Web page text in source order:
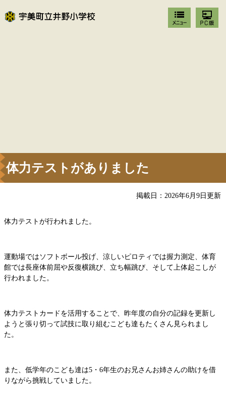
体力テストがありました
掲載日：2026年6月9日更新
体力テストが行われました。
運動場ではソフトボール投げ、涼しいピロティでは握力測定、体育
館では長座体前屈や反復横跳び、立ち幅跳び、そして上体起こしが
行われました。
体力テストカードを活用することで、昨年度の自分の記録を更新し
ようと張り切って試技に取り組むこども達もたくさん見られまし
た。
また、低学年のこども達は5・6年生のお兄さんお姉さんの助けを借
りながら挑戦していました。